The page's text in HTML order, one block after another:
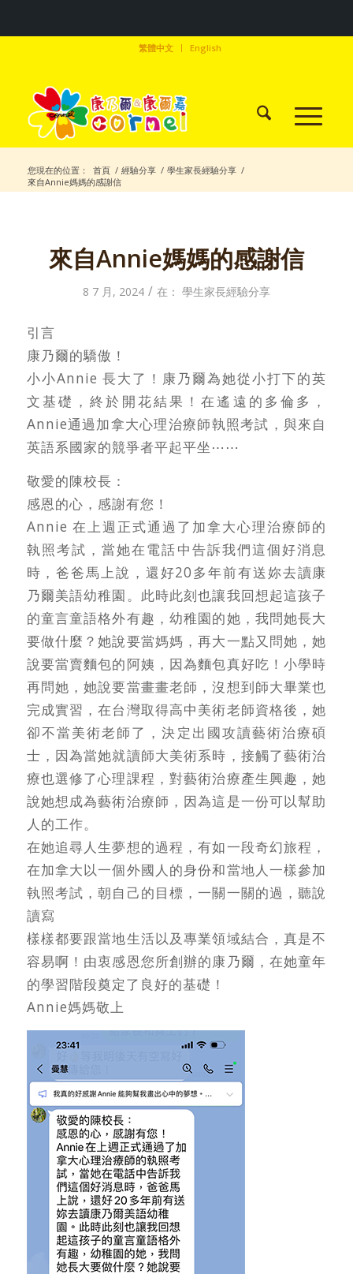
繁體中文 English
您現在的位置： 首頁 / 經驗分享 / 學生家長經驗分享 /
來自Annie媽媽的感謝信
來自Annie媽媽的感謝信
8 7 月, 2024 / 在： 學生家長經驗分享
引言
康乃爾的驕傲！
小小Annie 長大了！康乃爾為她從小打下的英
文基礎，終於開花結果！在遙遠的多倫多，
Annie通過加拿大心理治療師執照考試，與來自
英語系國家的競爭者平起平坐⋯⋯
敬愛的陳校長：
感恩的心，感謝有您！
Annie 在上週正式通過了加拿大心理治療師的
執照考試，當她在電話中告訴我們這個好消息
時，爸爸馬上說，還好20多年前有送妳去讀康
乃爾美語幼稚園。此時此刻也讓我回想起這孩子
的童言童語格外有趣，幼稚園的她，我問她長大
要做什麼？她說要當媽媽，再大一點又問她，她
說要當賣麵包的阿姨，因為麵包真好吃！小學時
再問她，她說要當畫畫老師，沒想到師大畢業也
完成實習，在台灣取得高中美術老師資格後，她
卻不當美術老師了，決定出國攻讀藝術治療碩
士，因為當她就讀師大美術系時，接觸了藝術治
療也選修了心理課程，對藝術治療產生興趣，她
說她想成為藝術治療師，因為這是一份可以幫助
人的工作。
在她追尋人生夢想的過程，有如一段奇幻旅程，
在加拿大以一個外國人的身份和當地人一樣參加
執照考試，朝自己的目標，一關一關的過，聽說
讀寫
樣樣都要跟當地生活以及專業領域結合，真是不
容易啊！由衷感恩您所創辦的康乃爾，在她童年
的學習階段奠定了良好的基礎！
Annie媽媽敬上